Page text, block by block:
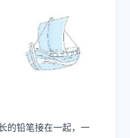
的铅笔接在一起，一